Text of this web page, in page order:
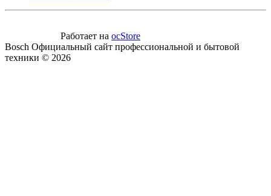
Работает на ocStore
Bosch Официальный сайт профессиональной и бытовой
техники © 2026